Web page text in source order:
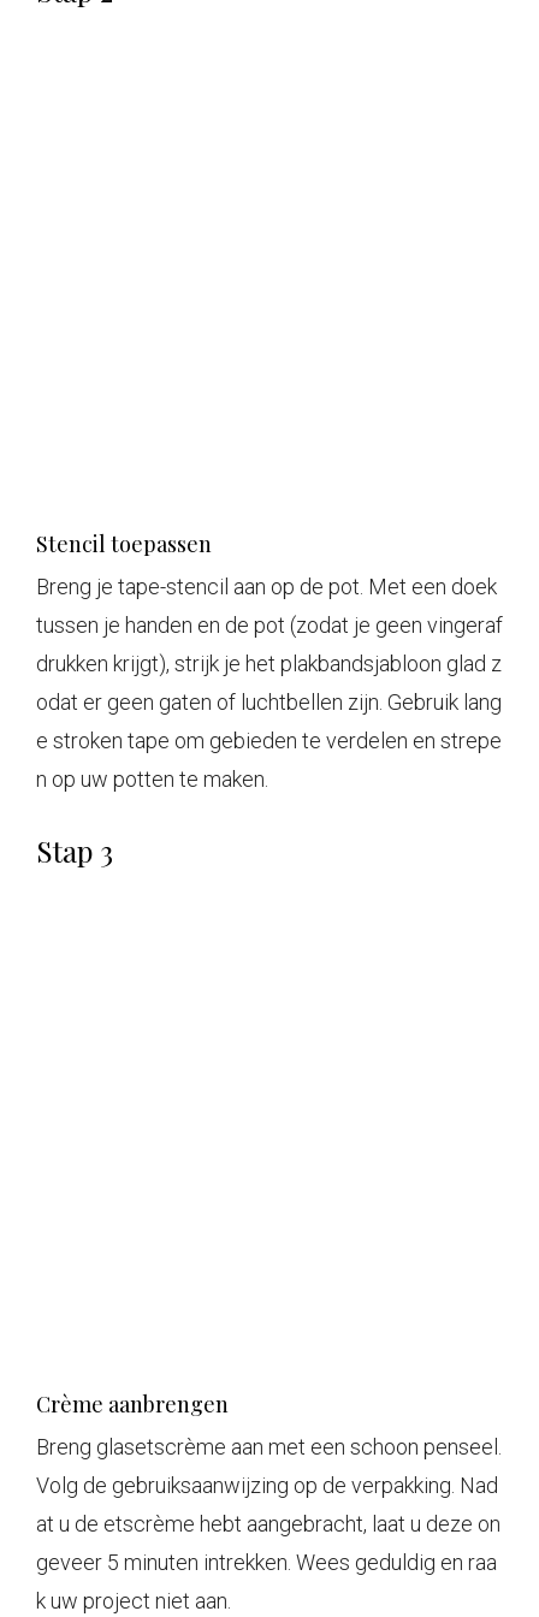
Stencil toepassen
Breng je tape-stencil aan op de pot. Met een doek
tussen je handen en de pot (zodat je geen vingeraf
drukken krijgt), strijk je het plakbandsjabloon glad z
odat er geen gaten of luchtbellen zijn. Gebruik lang
e stroken tape om gebieden te verdelen en strepe
n op uw potten te maken.
Stap 3
Crème aanbrengen
Breng glasetscrème aan met een schoon penseel.
Volg de gebruiksaanwijzing op de verpakking. Nad
at u de etscrème hebt aangebracht, laat u deze on
geveer 5 minuten intrekken. Wees geduldig en raa
k uw project niet aan.